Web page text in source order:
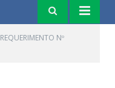
REQUERIMENTO Nº